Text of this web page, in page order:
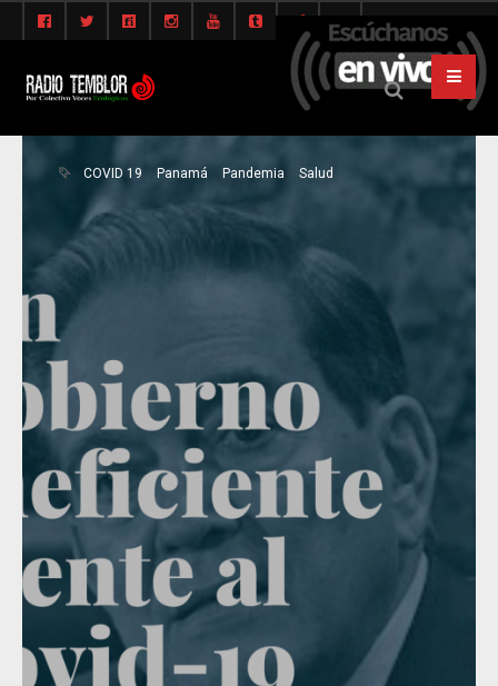
COVID 19 Panamá Pandemia Salud